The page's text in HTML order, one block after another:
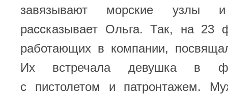
завязывают морские узлы
рассказывает Ольга. Так, на 23
работающих в компании,
Их встречала девушка в
с пистолетом и патронтажем.